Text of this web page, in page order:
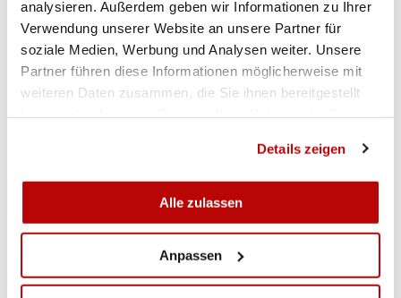
analysieren. Außerdem geben wir Informationen zu Ihrer
Verwendung unserer Website an unsere Partner für
soziale Medien, Werbung und Analysen weiter. Unsere
Partner führen diese Informationen möglicherweise mit
weiteren Daten zusammen, die Sie ihnen bereitgestellt
Details zeigen
Alle zulassen
Anpassen
IMPRESSIONEN ELIMINATION JUNIORINNEN
ZUR GALERIE